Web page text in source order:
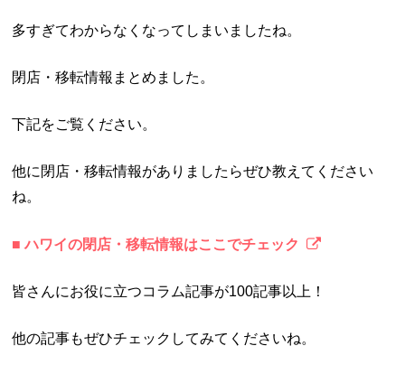
多すぎてわからなくなってしまいましたね。
閉店・移転情報まとめました。
下記をご覧ください。
他に閉店・移転情報がありましたらぜひ教えてください
ね。
■ハワイの閉店・移転情報はここでチェック
皆さんにお役に立つコラム記事が100記事以上！
他の記事もぜひチェックしてみてくださいね。